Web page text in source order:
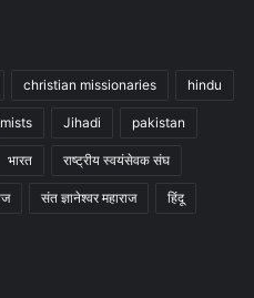
christian missionaries hindu
Jihadi pakistan
भारत राष्ट्रीय स्वयंसेवक संघ
संत ज्ञानेश्वर महाराज हिंदू